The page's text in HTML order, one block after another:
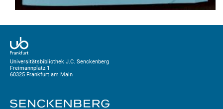
Universitätsbibliothek J.C. Senckenberg
Freimannplatz 1
60325 Frankfurt am Main